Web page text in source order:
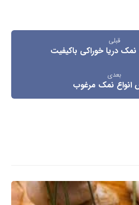
قبلی
دریا خوراکی باکیفیت
بعدی
انواع نمک مرغوب